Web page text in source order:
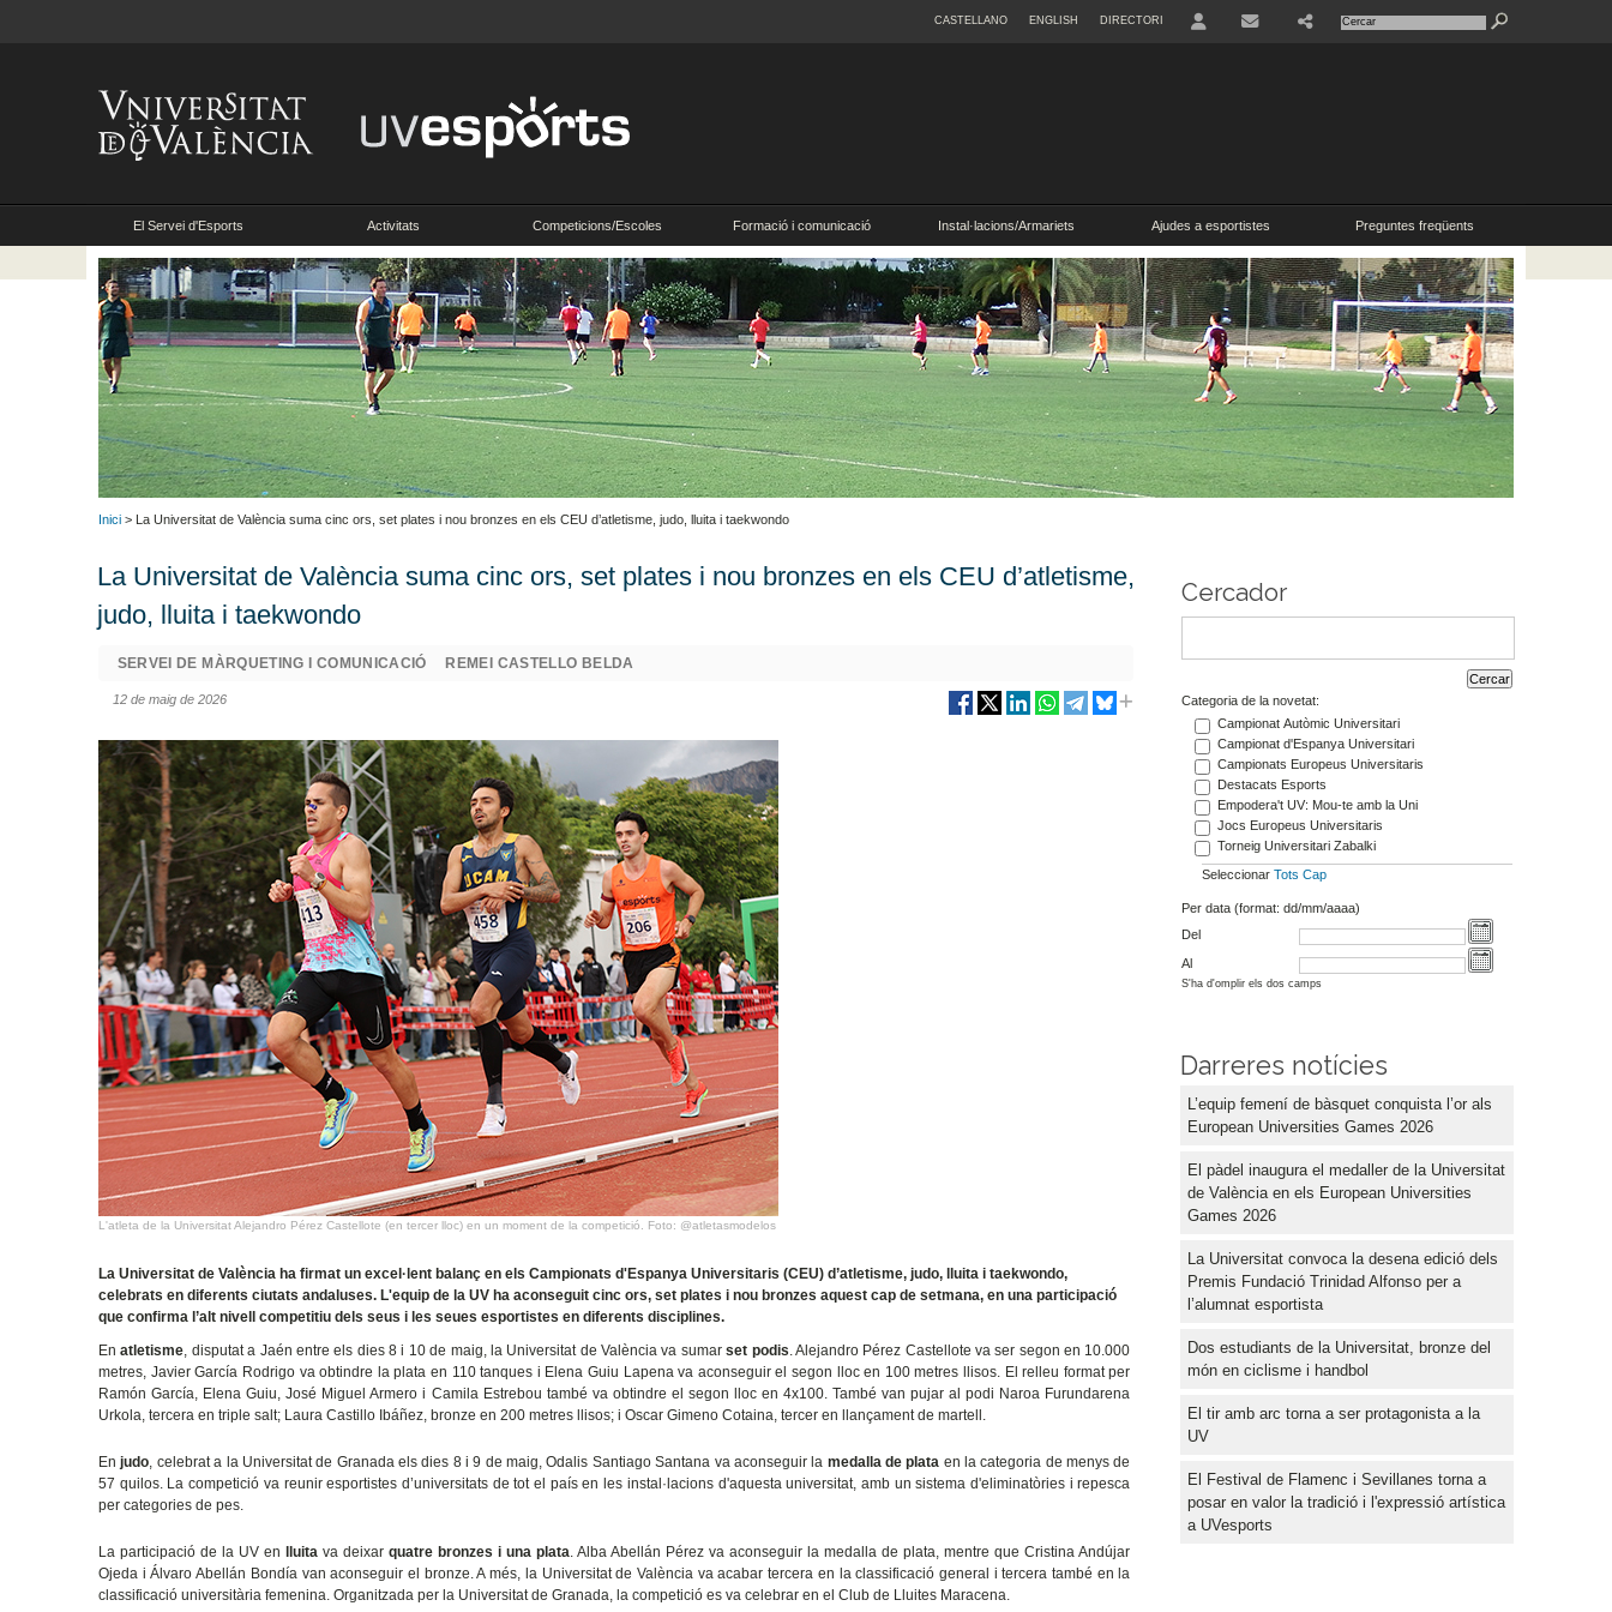
CASTELLANO ENGLISH DIRECTORI
El Servei d'Esports Activitats Competicions/Escoles Formació i comunicació Instal·lacions/Armariets Ajudes a esportistes Preguntes freqüents
Inici > La Universitat de València suma cinc ors, set plates i nou bronzes en els CEU d’atletisme, judo, lluita i taekwondo
La Universitat de València suma cinc ors, set plates i nou bronzes en els CEU d’atletisme,
judo, lluita i taekwondo
SERVEI DE MÀRQUETING I COMUNICACIÓ REMEI CASTELLO BELDA
12 de maig de 2026
L'atleta de la Universitat Alejandro Pérez Castellote (en tercer lloc) en un moment de la competició. Foto: @atletasmodelos
La Universitat de València ha firmat un excel·lent balanç en els Campionats d'Espanya Universitaris (CEU) d’atletisme, judo, lluita i taekwondo,
celebrats en diferents ciutats andaluses. L'equip de la UV ha aconseguit cinc ors, set plates i nou bronzes aquest cap de setmana, en una participació
que confirma l’alt nivell competitiu dels seus i les seues esportistes en diferents disciplines.
Enatletisme, disputat a Jaén entre els dies 8 i 10 de maig, la Universitat de València va sumarset podis. Alejandro Pérez Castellote va ser segon en 10.000
metres, Javier García Rodrigo va obtindre la plata en 110 tanques i Elena Guiu Lapena va aconseguir el segon lloc en 100 metres llisos. El relleu format per
Ramón García, Elena Guiu, José Miguel Armero i Camila Estrebou també va obtindre el segon lloc en 4x100. També van pujar al podi Naroa Furundarena
Urkola, tercera en triple salt; Laura Castillo Ibáñez, bronze en 200 metres llisos; i Oscar Gimeno Cotaina, tercer en llançament de martell.
Enjudo, celebrat a la Universitat de Granada els dies 8 i 9 de maig, Odalis Santiago Santana va aconseguir la medalla de plata en la categoria de menys de
57 quilos. La competició va reunir esportistes d’universitats de tot el país en les instal·lacions d'aquesta universitat, amb un sistema d'eliminatòries i repesca
per categories de pes.
La participació de la UV enlluitava deixarquatre bronzes i una plata . Alba Abellán Pérez va aconseguir la medalla de plata, mentre que Cristina Andújar
Ojeda i Álvaro Abellán Bondía van aconseguir el bronze. A més, la Universitat de València va acabar tercera en la classificació general i tercera també en la
classificació universitària femenina. Organitzada per la Universitat de Granada, la competició es va celebrar en el Club de Lluites Maracena.
Cercador
Categoria de la novetat:
Campionat Autòmic Universitari
Campionat d'Espanya Universitari
Campionats Europeus Universitaris
Destacats Esports
Empodera't UV: Mou-te amb la Uni
Jocs Europeus Universitaris
Torneig Universitari Zabalki
Seleccionar Tots Cap
Per data (format: dd/mm/aaaa)
Del
Al
S'ha d'omplir els dos camps
Darreres notícies
L’equip femení de bàsquet conquista l’or als
European Universities Games 2026
El pàdel inaugura el medaller de la Universitat
de València en els European Universities
Games 2026
La Universitat convoca la desena edició dels
Premis Fundació Trinidad Alfonso per a
l’alumnat esportista
Dos estudiants de la Universitat, bronze del
món en ciclisme i handbol
El tir amb arc torna a ser protagonista a la
UV
El Festival de Flamenc i Sevillanes torna a
posar en valor la tradició i l'expressió artística
a UVesports